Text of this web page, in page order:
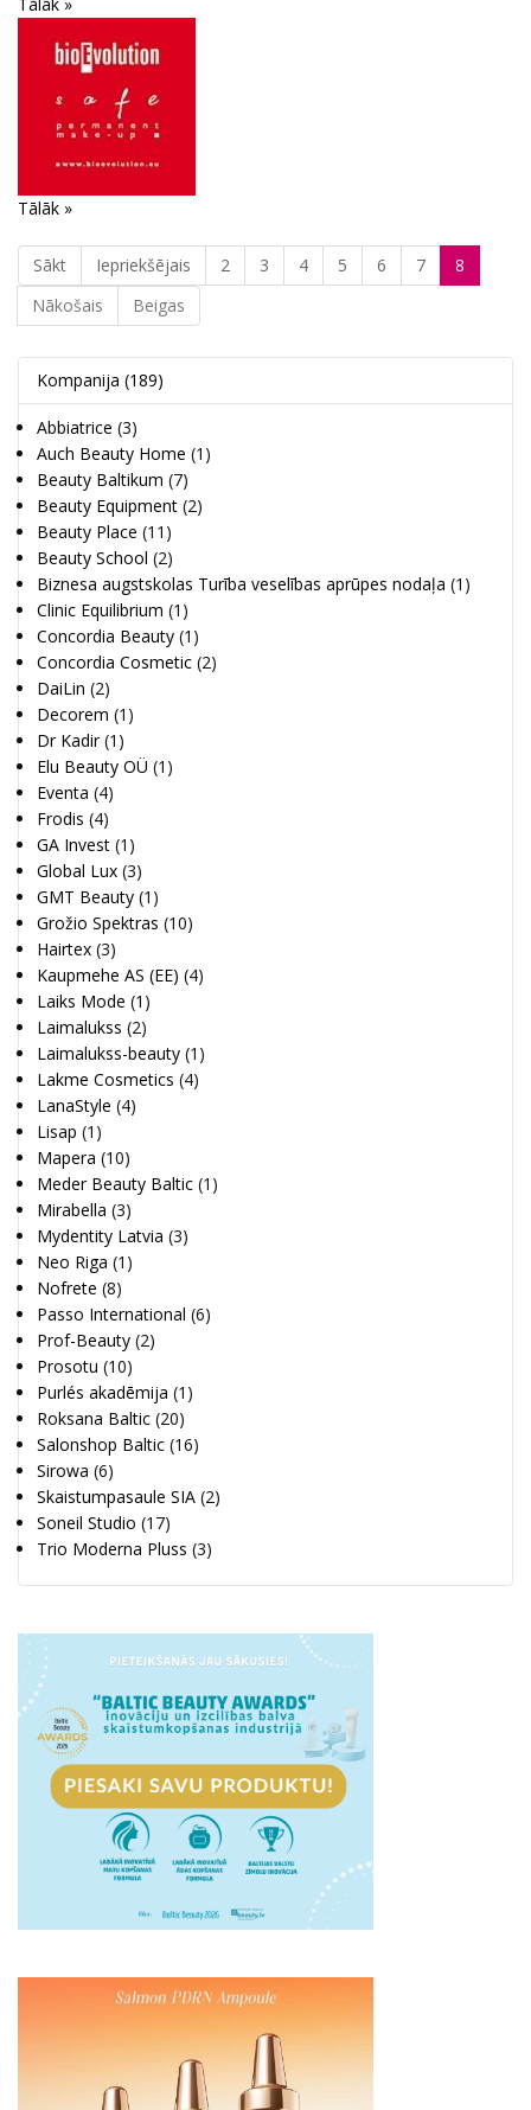
Tālāk »
Sākt Iepriekšējais 2 3 4 5 6 7
8
Nākošais
Beigas
Kompanija (189)
Abbiatrice (3)
Auch Beauty Home (1)
Beauty Baltikum (7)
Beauty Equipment (2)
Beauty Place (11)
Beauty School (2)
Biznesa augstskolas Turība veselības aprūpes nodaļa (1)
Clinic Equilibrium (1)
Concordia Beauty (1)
Concordia Cosmetic (2)
DaiLin (2)
Decorem (1)
Dr Kadir (1)
Elu Beauty OÜ (1)
Eventa (4)
Frodis (4)
GA Invest (1)
Global Lux (3)
GMT Beauty (1)
Grožio Spektras (10)
Hairtex (3)
Kaupmehe AS (EE) (4)
Laiks Mode (1)
Laimalukss (2)
Laimalukss-beauty (1)
Lakme Cosmetics (4)
LanaStyle (4)
Lisap (1)
Mapera (10)
Meder Beauty Baltic (1)
Mirabella (3)
Mydentity Latvia (3)
Neo Riga (1)
Nofrete (8)
Passo International (6)
Prof-Beauty (2)
Prosotu (10)
Purlés akadēmija (1)
Roksana Baltic (20)
Salonshop Baltic (16)
Sirowa (6)
Skaistumpasaule SIA (2)
Soneil Studio (17)
Trio Moderna Pluss (3)